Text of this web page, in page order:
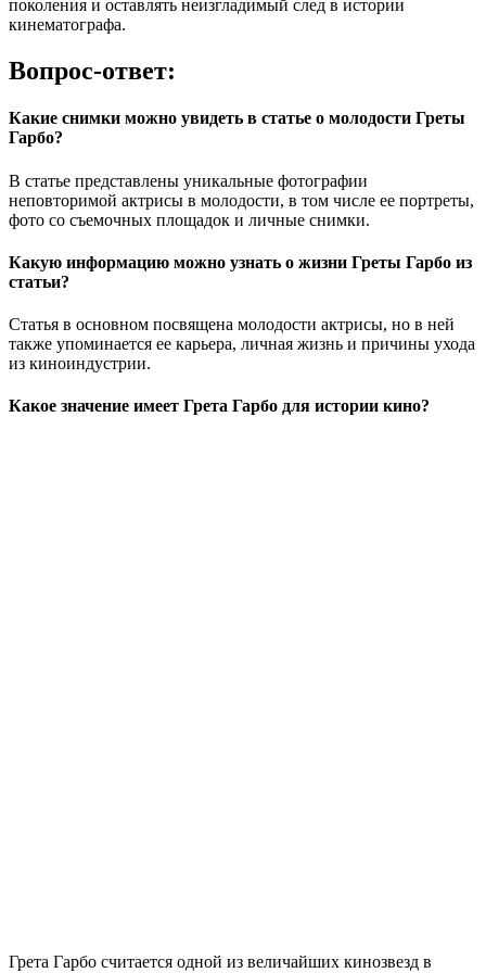
поколения и оставлять неизгладимый след в истории
кинематографа.
Вопрос-ответ:
Какие снимки можно увидеть в статье о молодости Греты
Гарбо?
В статье представлены уникальные фотографии
неповторимой актрисы в молодости, в том числе ее портреты,
фото со съемочных площадок и личные снимки.
Какую информацию можно узнать о жизни Греты Гарбо из
статьи?
Статья в основном посвящена молодости актрисы, но в ней
также упоминается ее карьера, личная жизнь и причины ухода
из киноиндустрии.
Какое значение имеет Грета Гарбо для истории кино?
Грета Гарбо считается одной из величайших кинозвезд в